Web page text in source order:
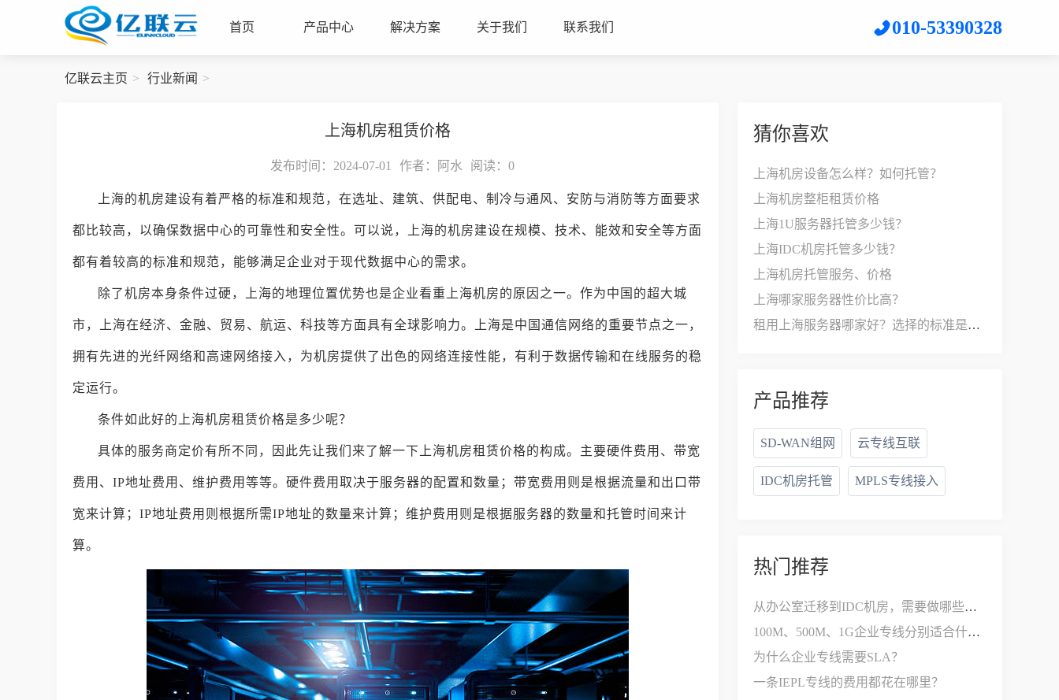
首页 产品中心 解决方案 关于我们 联系我们 010-53390328
亿联云主页 行业新闻
上海机房租赁价格
发布时间：2024-07-01 作者：阿水 阅读： 0
上海的机房建设有着严格的标准和规范，在选址、建筑、供配电、制冷与通风、安防与消防等方面要求
都比较高，以确保数据中心的可靠性和安全性。可以说，上海的机房建设在规模、技术、能效和安全等方面
都有着较高的标准和规范，能够满足企业对于现代数据中心的需求。
除了机房本身条件过硬，上海的地理位置优势也是企业看重上海机房的原因之一。作为中国的超大城
市，上海在经济、金融、贸易、航运、科技等方面具有全球影响力。上海是中国通信网络的重要节点之一，
拥有先进的光纤网络和高速网络接入，为机房提供了出色的网络连接性能，有利于数据传输和在线服务的稳
定运行。
条件如此好的上海机房租赁价格是多少呢？
具体的服务商定价有所不同，因此先让我们来了解一下上海机房租赁价格的构成。主要硬件费用、带宽
费用、IP地址费用、维护费用等等。硬件费用取决于服务器的配置和数量；带宽费用则是根据流量和出口带
宽来计算；IP地址费用则根据所需IP地址的数量来计算；维护费用则是根据服务器的数量和托管时间来计
算。
猜你喜欢
上海机房设备怎么样？如何托管？
上海机房整柜租赁价格
上海1U服务器托管多少钱？
上海IDC机房托管多少钱？
上海机房托管服务、价格
上海哪家服务器性价比高？
租用上海服务器哪家好？选择的标准是什么？
产品推荐
SD-WAN组网 云专线互联
IDC机房托管 MPLS专线接入
热门推荐
从办公室迁移到IDC机房，需要做哪些网络改造？
100M、500M、1G企业专线分别适合什么公司？
为什么企业专线需要SLA？
一条IEPL专线的费用都花在哪里？